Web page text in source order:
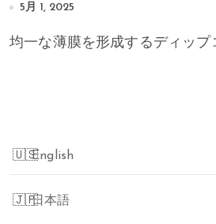
5月 1, 2025
均一な薄膜を形成するディップ
English
日本語